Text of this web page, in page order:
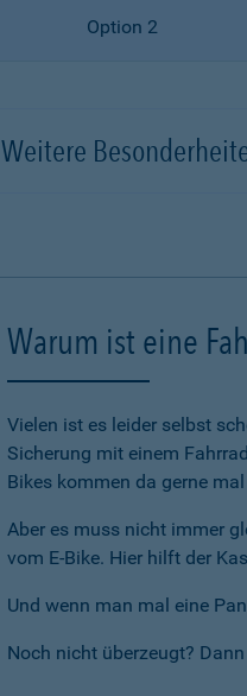
Option 2
Weitere
Warum ist eine
Vielen ist es leider selbst
Sicherung mit einem
Bikes kommen da gerne
Aber es muss nicht immer
vom E-Bike. Hier hilft der
Und wenn man mal eine
Noch nicht überzeugt?